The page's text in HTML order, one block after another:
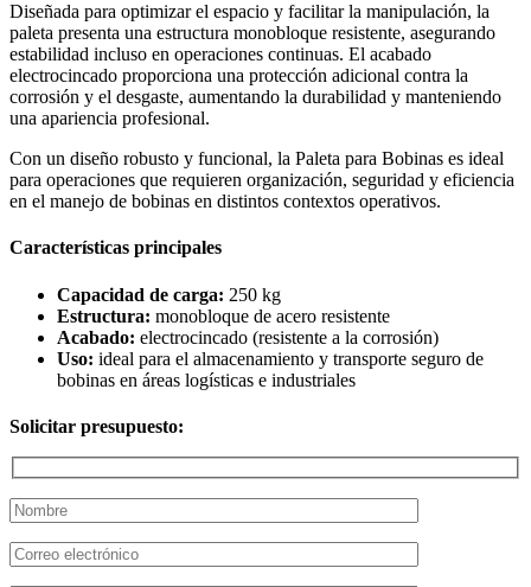
Diseñada para optimizar el espacio y facilitar la manipulación, la
paleta presenta una estructura monobloque resistente, asegurando
estabilidad incluso en operaciones continuas. El acabado
electrocincado proporciona una protección adicional contra la
corrosión y el desgaste, aumentando la durabilidad y manteniendo
una apariencia profesional.
Con un diseño robusto y funcional, la Paleta para Bobinas es ideal
para operaciones que requieren organización, seguridad y eficiencia
en el manejo de bobinas en distintos contextos operativos.
Características principales
Capacidad de carga: 250 kg
Estructura: monobloque de acero resistente
Acabado: electrocincado (resistente a la corrosión)
Uso: ideal para el almacenamiento y transporte seguro de
bobinas en áreas logísticas e industriales
Solicitar presupuesto: